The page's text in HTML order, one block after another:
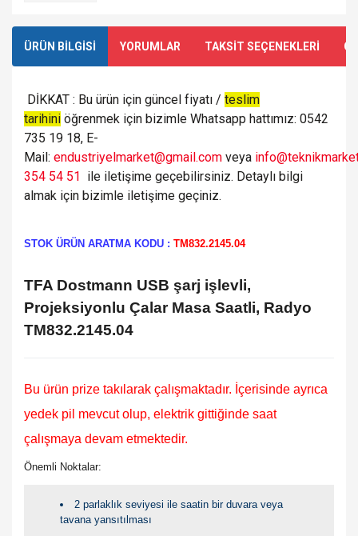
ÜRÜN BİLGİSİ YORUMLAR TAKSİT SEÇENEKLERİ
DİKKAT : Bu ürün için güncel fiyatı / teslim
tarihini öğrenmek için bizimle Whatsapp hattımız: 0542
735 19 18, E-
Mail: endustriyelmarket@gmail.com veya
354 54 51 ile iletişime geçebilirsiniz. Detaylı bilgi
almak için bizimle iletişime geçiniz.
STOK ÜRÜN ARATMA KODU : TM832.2145.04
TFA Dostmann USB şarj işlevli,
Projeksiyonlu Çalar Masa Saatli, Radyo
TM832.2145.04
Bu ürün prize takılarak çalışmaktadır. İçerisinde ayrıca
yedek pil mevcut olup, elektrik gittiğinde saat
çalışmaya devam etmektedir.
Önemli Noktalar:
2 parlaklık seviyesi ile saatin bir duvara veya
tavana yansıtılması